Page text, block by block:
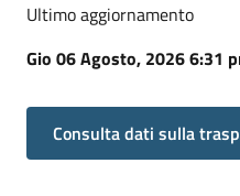
Ultimo aggiornamento
Gio 06 Agosto, 2026 6:31
Consulta dati sulla